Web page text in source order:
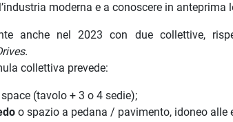
moderna e a conoscere in anteprima
anche nel 2023 con due collettive,
collettiva prevede:
(tavolo + 3 o 4 sedie);
o spazio a pedana / pavimento, idoneo